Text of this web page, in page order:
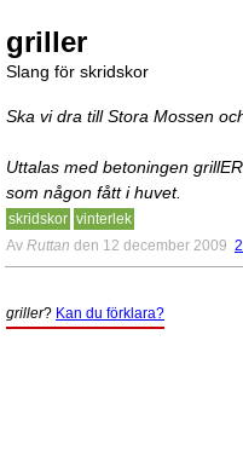
griller
Slang för skridskor
Ska vi dra till Stora Mossen
Uttalas med betoningen
som någon fått i huvet.
skridskor vinterlek
Av Ruttan den 12 december 2009
griller? Kan du förklara?